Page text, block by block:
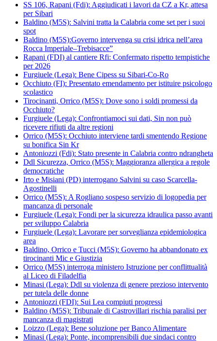
SS 106, Rapani (Fdi): Aggiudicati i lavori da CZ a Kr, attesa
per Sibari
Baldino (M5S): Salvini tratta la Calabria come set per i suoi
spot
Baldino (M5S):Governo intervenga su crisi idrica nell’area
Rocca Imperiale–Trebisacce”
Rapani (FDI) al cantiere Rfi: Confermato rispetto tempistiche
per 2026
Furgiuele (Lega): Bene Cipess su Sibari-Co-Ro
Occhiuto (FI): Presentato emendamento per istituire psicologo
scolastico
Tirocinanti, Orrico (M5S): Dove sono i soldi promessi da
Occhiuto?
Furgiuele (Lega): Confrontiamoci sui dati, Sin non può
ricevere rifiuti da altre regioni
Orrico (M5S): Occhiuto interviene tardi smentendo Regione
su bonifica Sin Kr
Antoniozzi (Fdi): Stato presente in Calabria contro ndrangheta
Ddl Sicurezza, Orrico (M5S): Maggioranza allergica a regole
democratiche
Irto e Misiani (PD) interrogano Salvini su caso Scarcella-
Agostinelli
Orrico (M5S): A Rogliano sospeso servizio di logopedia per
mancanza di personale
Furgiuele (Lega): Fondi per la sicurezza idraulica passo avanti
per sviluppo Calabria
Furgiuele (Lega): Lavorare per sorveglianza epidemiologica
area
Baldino, Orrico e Tucci (M5S): Governo ha abbandonato ex
tirocinanti Mic e Giustizia
Orrico (M5S) interroga ministero Istruzione per conflittualità
al Liceo di Filadelfia
Minasi (Lega): Ddl su violenza di genere prezioso intervento
per tutela delle donne
Antoniozzi (FDI): Sui Lea compiuti progressi
Baldino (M5S): Tribunale di Castrovillari rischia paralisi per
mancanza di magistrati
Loizzo (Lega): Bene soluzione per Banco Alimentare
Minasi (Lega): Ponte, incomprensibili due sindaci contro